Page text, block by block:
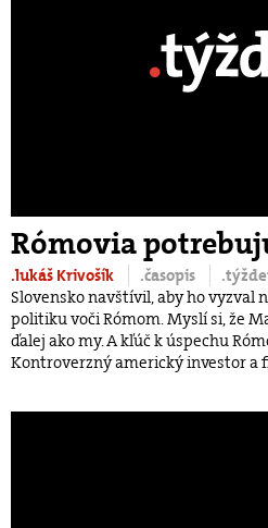
Rómovia
.lukáš Krivošík .časopis
Slovensko navštívil, aby ho vyzval
politiku voči Rómom. Myslí si, že
ďalej ako my. A kľúč k úspechu
Kontroverzný americký investor a